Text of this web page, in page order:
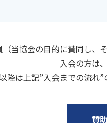
（当協会の目的に賛同し、
入会の方は
以降は上記”入会までの流れ
賛